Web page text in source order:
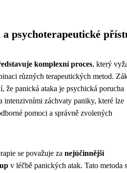
a psychoterapeutické
komplexní proces, který
různých terapeutických metod.
že panická ataka je psychická porucha
intenzivními záchvaty paniky, které lze
pomoci a správně zvolených
se považuje za nejúčinnější
v léčbě panických atak. Tato metoda